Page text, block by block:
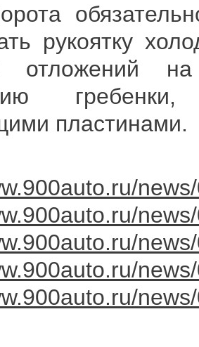
рукоятку
отложений
пластинами.